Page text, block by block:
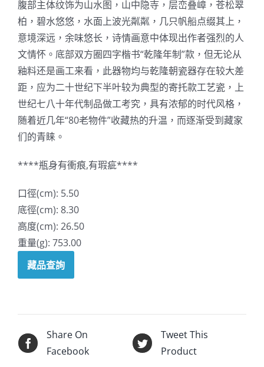
腹部主体纹饰为山水图，山中隐寺，层峦叠嶂，苍松翠
柏，碧水悠悠，水面上波光粼粼，几只帆船点缀其上，
意境深远，余味悠长，诗情画意中体现出作者强烈的人
文情怀。底部双方圈四字楷书“乾隆年制”款，但无论从
釉料还是画工来看，此器物均与乾隆朝瓷器存在较大差
距，应为二十世纪下半叶较为典型的寄托款工艺瓷，上
世纪七八十年代制品做工考究，具有浓郁的时代风格，
随着近几年“80老物件”收藏热的升温，而逐渐受到藏家
们的青睐。
****瓶身有衝痕,有瑕疵****
口徑(cm): 5.50
底徑(cm): 8.30
高度(cm): 26.50
重量(g): 753.00
藏品查詢
Share On
Facebook
Tweet This
Product